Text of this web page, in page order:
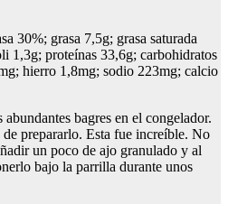
30%; grasa 7,5g; grasa saturada
1,3g; proteínas 33,6g; carbohidratos
hierro 1,8mg; sodio 223mg; calcio
bagres en el congelador.
prepararlo. Esta fue increíble. No
un poco de ajo granulado y al
bajo la parrilla durante unos